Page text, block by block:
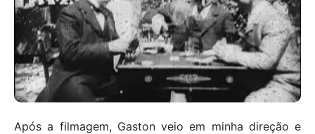
Após a filmagem, Gaston veio em minha direção e